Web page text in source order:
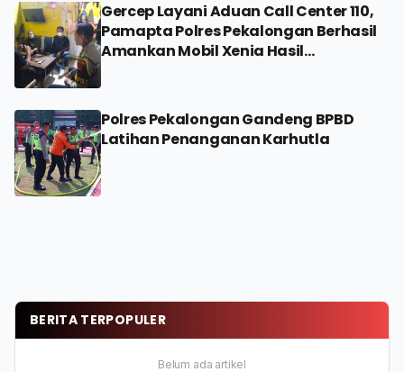
Gercep Layani Aduan Call Center 110,
Pamapta Polres Pekalongan Berhasil
Amankan Mobil Xenia Hasil
Polres Pekalongan Gandeng BPBD
Latihan Penanganan Karhutla
BERITA TERPOPULER
Belum ada artikel